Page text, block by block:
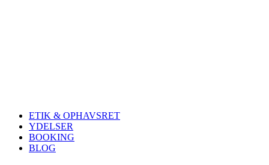
ETIK & OPHAVSRET
YDELSER
BOOKING
BLOG